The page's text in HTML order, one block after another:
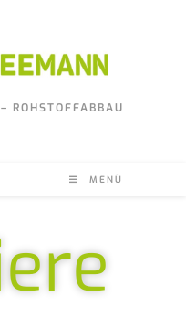
ROHSTOFFABBAU
MENÜ